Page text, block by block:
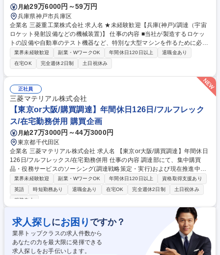
月給29万6000円～59万円
兵庫県神戸市兵庫区
企業名 三菱重工業株式会社 求人名 ★未経験歓迎【兵庫(神戸)/調達（宇宙
ロケット発射設備などの機械装置)】 仕事の内容 ■当社が製造するロケッ
トの設備や自動車のテスト機器など、特別な大型マシンを作るために必要
な部品や材料を、世界中の会社から一番良い条件で買い渡す調達業務をお
任せします。 【具体的には】■国内外の新規取引先の開拓、価格折衝、契
約締結 ■プロジェクトに必要な製品の見積照会、査定、納期管理 ★プロジ
ェクトの60%～70%を占める重要な業務です。あなたの交渉が利益に直結
します。取引先と社内関係者の間に立ち、高い調整力を発揮して難課題を
解決に導くことで、大きな達成感とキャリアアップが得られる環境です。
市場動向へのアンテナと分析力を活かしてご活躍ください。 募集職種 ★
未経験歓迎【兵庫(神戸)/調達（宇宙ロケット発射設備などの機械装置)】
業界未経験歓迎 副業・WワークOK 年間休日120日以上
退職金あり
在宅OK
完全週休2日制 土日祝休み
正社員
三菱マテリアル株式会社
【東京or大阪/購買調達】年間休日126日/フルフレック
ス/在宅勤務併用 購買企画
月給27万3000円～44万3000円
東京都千代田区
企業名 三菱マテリアル株式会社 求人名 【東京or大阪/購買調達】年間休日
126日/フルフレックス/在宅勤務併用 仕事の内容 調達部にて、集中購買
品・役務サービスのソーシング(調達戦略策定・実行)および現在推進中の
調達DX活動(新システム導入・業務プロセス改善など)をそれぞれ50%ずつ
のウェイトでお任せします。 【詳細】■集中購買品の担当品目購買業務(5
0%)：社内外の調達メンバーや関係部門と協業し、品質・コスト・納期の
務(50%)：新システムの導入、全社調達品の業務基盤構築、業務プロセス
改善の推進。【魅力】関係者が多岐に渡るため、高い折衝力を活かし全社
的な仕組み構築をリードできる達成感・やりがいを得られます。出張は月
1-2回程度。 募集職種 【東京or大阪/購買調達】年間休日126日/フルフレッ
クス/在宅勤務併用
業界未経験歓迎 副業・WワークOK 年間休日120日以上
資格取得支援あり
英語
時短勤務あり 退職金あり 在宅OK 完全週休2日制
土日祝休み
服装自由
求人探しにお困り ですか？
業界トップクラスの求人件数から
あなたの力を最大限に発揮できる
求人探しをお手伝いします。